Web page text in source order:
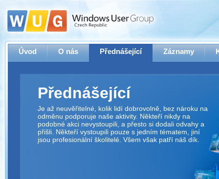
Úvod O nás Přednášející Záznamy
Přednášející
Je až neuvěřitelné, kolik lidí dobrovolně, bez nároku na
odměnu podporuje naše aktivity. Někteří nikdy na
podobné akci nevystoupili, a přesto si dodali odvahy a
přišli. Někteří vystoupili pouze s jedním tématem, jiní
jsou profesionální školitelé. Všem však patří náš dík.